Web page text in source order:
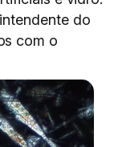
do
com o